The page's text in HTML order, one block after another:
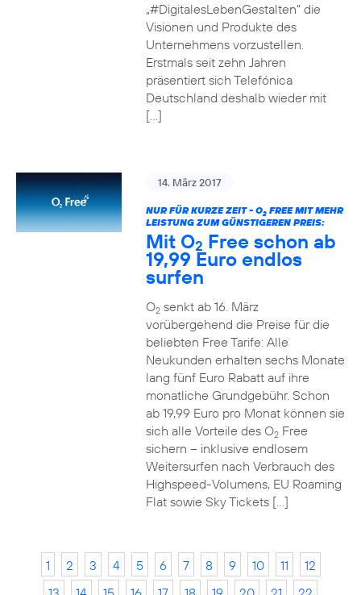
„#DigitalesLebenGestalten“ die
Visionen und Produkte des
Unternehmens vorzustellen.
Erstmals seit zehn Jahren
präsentiert sich Telefónica
Deutschland deshalb wieder mit
[…]
14. März 2017
NUR FÜR KURZE ZEIT - O2FREE MIT MEHR
LEISTUNG ZUM GÜNSTIGEREN PREIS:
Mit O2 Free schon ab
19,99 Euro endlos
surfen
O2senkt ab 16. März
vorübergehend die Preise für die
beliebten Free Tarife: Alle
Neukunden erhalten sechs Monate
lang fünf Euro Rabatt auf ihre
monatliche Grundgebühr. Schon
ab 19,99 Euro pro Monat können sie
sich alle Vorteile des O2Free
sichern – inklusive endlosem
Weitersurfen nach Verbrauch des
Highspeed-Volumens, EU Roaming
Flat sowie Sky Tickets […]
1 2 3 4 5 6 7 8 9 10 11
12